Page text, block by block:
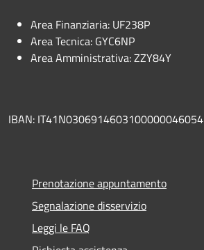
Area Finanziaria: UF238P
Area Tecnica: GYC6NP
Area Amministrativa: ZZY84Y
IBAN: IT41N0306914603100000046054
Prenotazione appuntamento
Segnalazione disservizio
Leggi le FAQ